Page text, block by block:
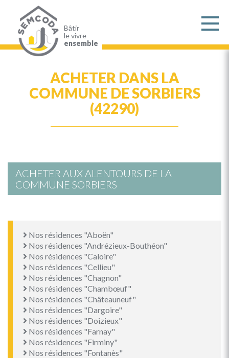
contenu
principal
Bâtir
le vivre
ensemble
ACHETER DANS LA
COMMUNE DE SORBIERS
(42290)
ACHETER AUX ALENTOURS DE LA
COMMUNE SORBIERS
Nos résidences "Aboën"
Nos résidences "Andrézieux-Bouthéon"
Nos résidences "Caloire"
Nos résidences "Cellieu"
Nos résidences "Chagnon"
Nos résidences "Chambœuf"
Nos résidences "Châteauneuf"
Nos résidences "Dargoire"
Nos résidences "Doizieux"
Nos résidences "Farnay"
Nos résidences "Firminy"
Nos résidences "Fontanès"